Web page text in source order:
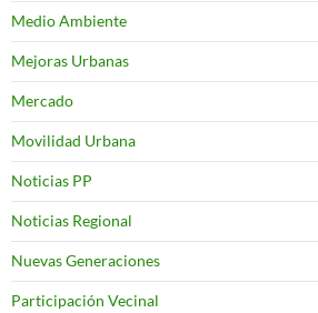
Medio Ambiente
Mejoras Urbanas
Mercado
Movilidad Urbana
Noticias PP
Noticias Regional
Nuevas Generaciones
Participación Vecinal